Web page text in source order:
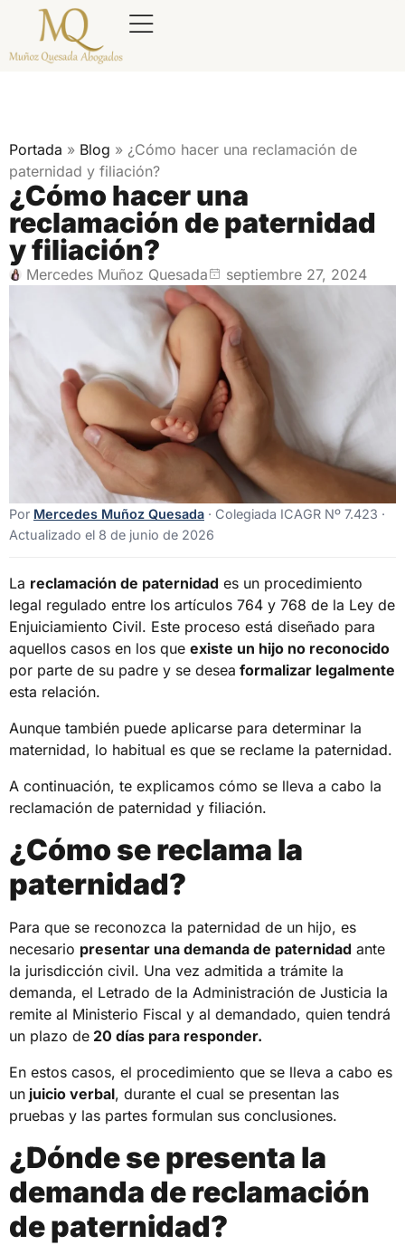
Portada » Blog » ¿Cómo hacer una reclamación de
paternidad y filiación?
¿Cómo hacer una
reclamación de paternidad
y filiación?
Mercedes Muñoz Quesada septiembre 27, 2024
Por Mercedes Muñoz Quesada · Colegiada ICAGR Nº 7.423 ·
Actualizado el 8 de junio de 2026
La reclamación de paternidad es un procedimiento
legal regulado entre los artículos 764 y 768 de la Ley de
Enjuiciamiento Civil. Este proceso está diseñado para
aquellos casos en los que existe un hijo no reconocido
por parte de su padre y se desea formalizar legalmente
esta relación.
Aunque también puede aplicarse para determinar la
maternidad, lo habitual es que se reclame la paternidad.
A continuación, te explicamos cómo se lleva a cabo la
reclamación de paternidad y filiación.
¿Cómo se reclama la
paternidad?
Para que se reconozca la paternidad de un hijo, es
necesario presentar una demanda de paternidad ante
la jurisdicción civil. Una vez admitida a trámite la
demanda, el Letrado de la Administración de Justicia la
remite al Ministerio Fiscal y al demandado, quien tendrá
un plazo de 20 días para responder.
En estos casos, el procedimiento que se lleva a cabo es
un juicio verbal, durante el cual se presentan las
pruebas y las partes formulan sus conclusiones.
¿Dónde se presenta la
demanda de reclamación
de paternidad?